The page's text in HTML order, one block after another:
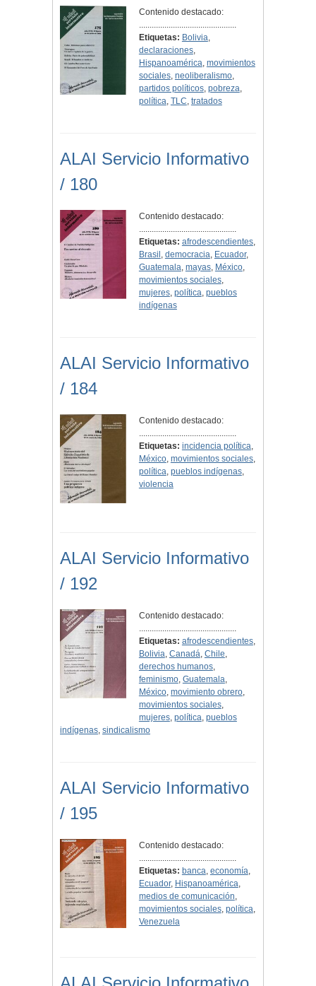
Contenido destacado:
..............................................
Etiquetas: Bolivia,
declaraciones,
Hispanoamérica, movimientos
sociales, neoliberalismo,
partidos políticos, pobreza,
política, TLC, tratados
ALAI Servicio Informativo
/ 180
Contenido destacado:
..............................................
Etiquetas: afrodescendientes,
Brasil , democracia, Ecuador,
Guatemala, mayas, México,
movimientos sociales,
mujeres, política, pueblos
indígenas
ALAI Servicio Informativo
/ 184
Contenido destacado:
..............................................
Etiquetas: incidencia política,
México, movimientos sociales,
política, pueblos indígenas,
violencia
ALAI Servicio Informativo
/ 192
Contenido destacado:
..............................................
Etiquetas: afrodescendientes,
Bolivia, Canadá, Chile,
derechos humanos,
feminismo, Guatemala,
México, movimiento obrero,
movimientos sociales,
mujeres, política, pueblos
indígenas, sindicalismo
ALAI Servicio Informativo
/ 195
Contenido destacado:
..............................................
Etiquetas: banca, economía,
Ecuador, Hispanoamérica,
medios de comunicación,
movimientos sociales, política,
Venezuela